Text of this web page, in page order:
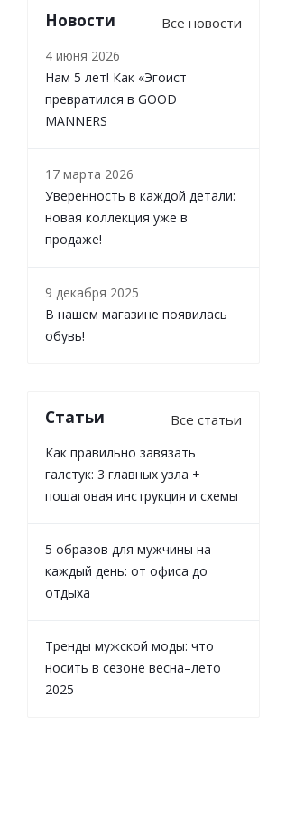
Новости Все новости
4 июня 2026
Нам 5 лет! Как «Эгоист
превратился в GOOD
MANNERS
17 марта 2026
Уверенность в каждой детали:
новая коллекция уже в
продаже!
9 декабря 2025
В нашем магазине появилась
обувь!
Статьи Все статьи
Как правильно завязать
галстук: 3 главных узла +
пошаговая инструкция и схемы
5 образов для мужчины на
каждый день: от офиса до
отдыха
Тренды мужской моды: что
носить в сезоне весна–лето
2025